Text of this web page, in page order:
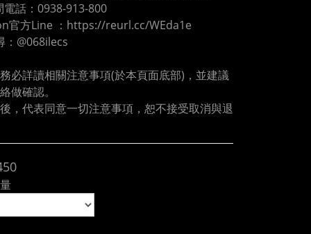
話：0938-913-800
官方Line ：https://reurl.cc/WEda1e
：@068ilecs
必詳讀相關注意事項(於本頁面底部)，並建議
做確認。
，代表同意一切注意事項，恕不接受取消與退